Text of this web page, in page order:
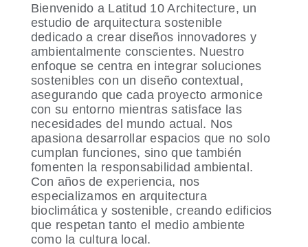
Bienvenido a Latitud 10 Architecture, un
estudio de arquitectura sostenible
dedicado a crear diseños innovadores y
ambientalmente conscientes. Nuestro
enfoque se centra en integrar soluciones
sostenibles con un diseño contextual,
asegurando que cada proyecto armonice
con su entorno mientras satisface las
necesidades del mundo actual. Nos
apasiona desarrollar espacios que no solo
cumplan funciones, sino que también
fomenten la responsabilidad ambiental.
Con años de experiencia, nos
especializamos en arquitectura
bioclimática y sostenible, creando edificios
que respetan tanto el medio ambiente
como la cultura local.